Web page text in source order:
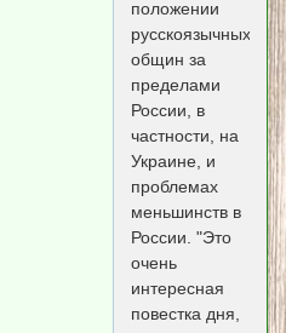
положении
русскоязычных
общин за
пределами
России, в
частности, на
Украине, и
проблемах
меньшинств в
России. "Это
очень
интересная
повестка дня,